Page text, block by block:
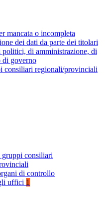
mancata o incompleta
dei dati da parte dei titolari
di amministrazione, di
di governo
consiliari regionali/provinciali
consiliari
di controllo
uffici 1